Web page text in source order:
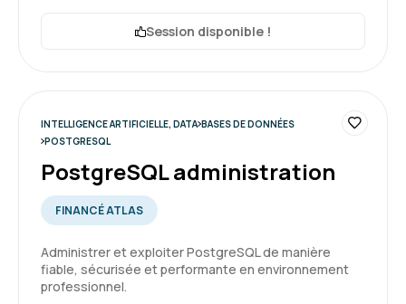
patient, je suis très satisfait du déroulé de ma
Je suis entièrement satisfait de la formation.
Session disponible !
INTELLIGENCE ARTIFICIELLE, DATA BASES DE DONNÉES
POSTGRESQL
PostgreSQL administration
FINANCÉ ATLAS
Administrer et exploiter PostgreSQL de manière
fiable, sécurisée et performante en environnement
professionnel.